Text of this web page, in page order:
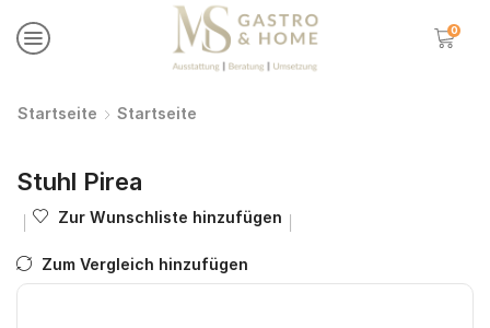
0
Startseite Startseite
Stuhl Pirea
Zur Wunschliste hinzufügen
Zum Vergleich hinzufügen